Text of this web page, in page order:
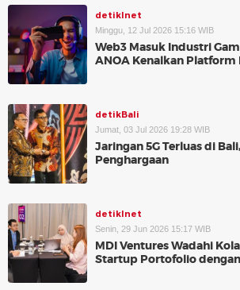
detikInet
Minggu, 12 Jul 2026 15:16 WIB
Web3 Masuk Industri
ANOA Kenalkan Platform
detikBali
Jumat, 03 Jul 2026 19:28 WIB
Jaringan 5G Terluas di
Penghargaan
detikInet
Senin, 29 Jun 2026 15:17 WIB
MDI Ventures Wadahi
Startup Portofolio